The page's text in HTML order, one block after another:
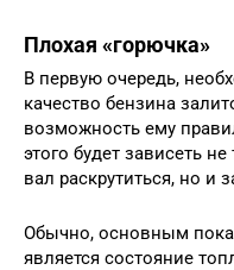
Плохая «горючка»
В первую очередь,
качество бензина
возможность ему
этого будет зависеть
вал раскрутиться, но и
Обычно, основным
является состояние